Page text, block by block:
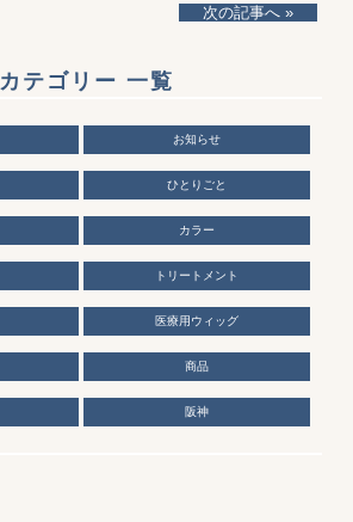
次の記事へ »
カテゴリー 一覧
お知らせ
ひとりごと
カラー
トリートメント
医療用ウィッグ
商品
阪神